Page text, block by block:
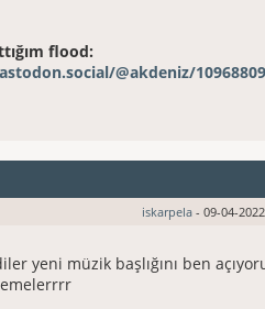
flood:
@akdeniz/
iskarpela - 09-04-
yeni müzik başlığını ben